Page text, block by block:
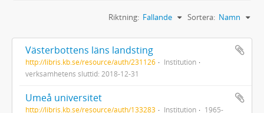
Sortera: Namn
Riktning: Fallande
Västerbottens läns landsting
http://libris.kb.se/resource/auth/231126
Institution
verksamhetens sluttid: 2018-12-31
Umeå universitet
http://libris.kb.se/resource/auth/133283 Institution 1965-